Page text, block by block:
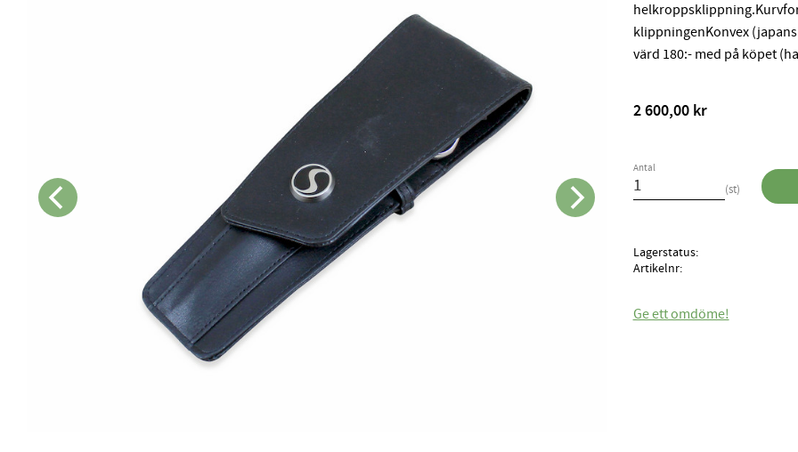
klippningenKonvex
värd 180:- med på köpet
2 600,00kr
Antal
st
Lagerstatus
Artikelnr
Ge ett omdöme!